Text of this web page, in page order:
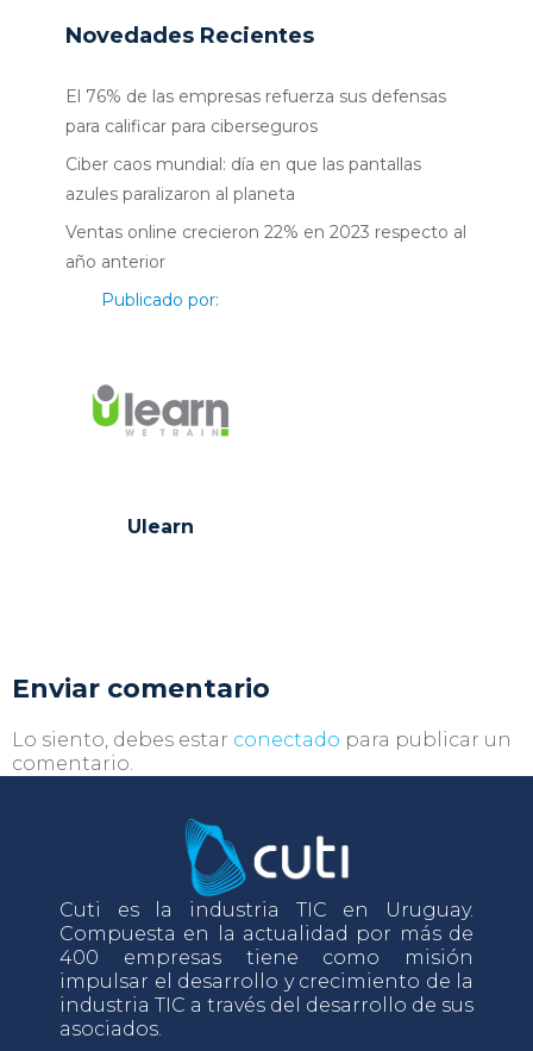
Novedades Recientes
El 76% de las empresas refuerza sus defensas
para calificar para ciberseguros
Ciber caos mundial: día en que las pantallas
azules paralizaron al planeta
Ventas online crecieron 22% en 2023 respecto al
año anterior
Publicado por:
Ulearn
Enviar comentario
Lo siento, debes estar conectado para publicar un
comentario.
Cuti es la industria TIC en Uruguay.
Compuesta en la actualidad por más de
400 empresas tiene como misión
impulsar el desarrollo y crecimiento de la
industria TIC a través del desarrollo de sus
asociados.